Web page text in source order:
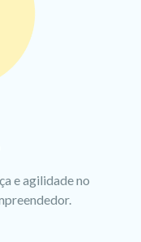
e agilidade no